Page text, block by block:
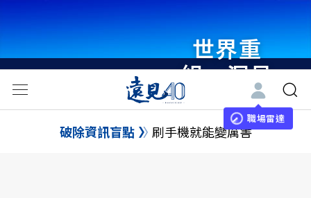
世界重
組・洞見
未來 與
世界領袖
職場雷達
破除資訊盲點 刷手機就能變厲害